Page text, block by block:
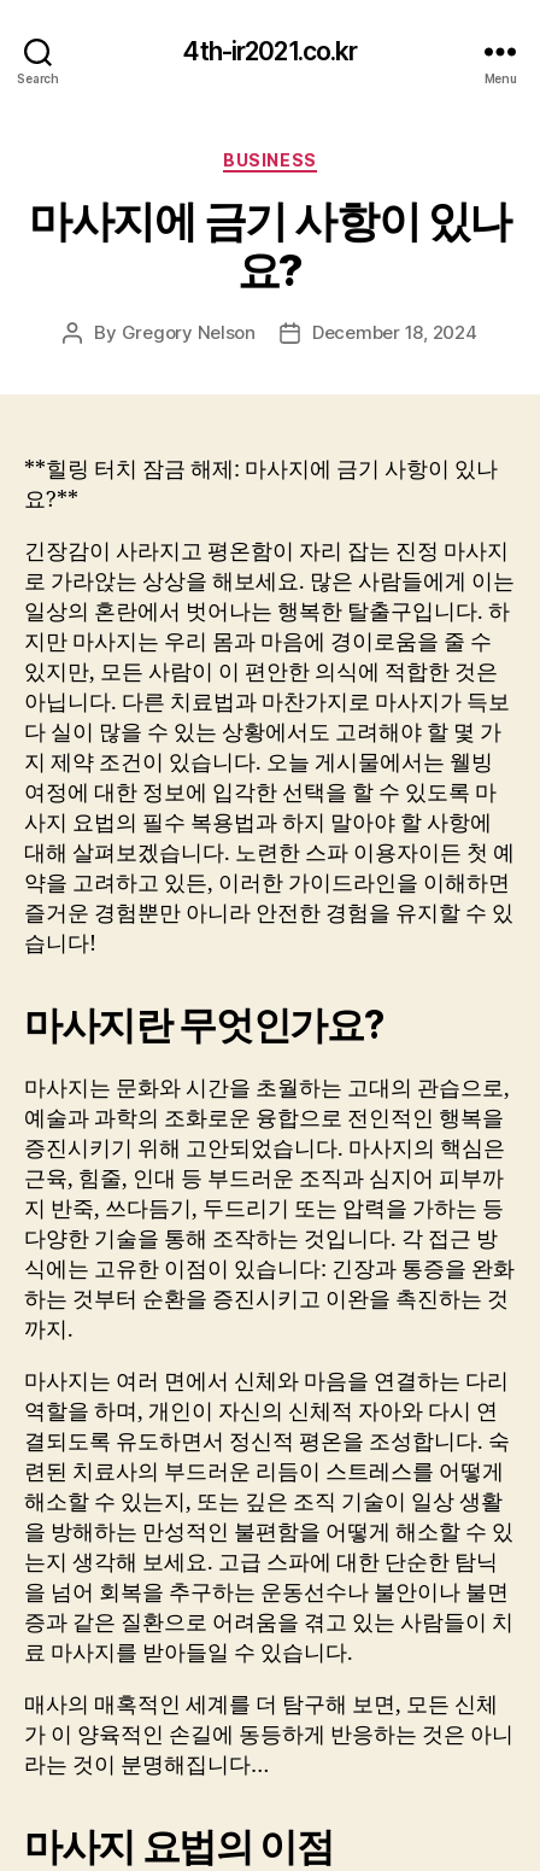
Search
4th-ir2021.co.kr
Menu
Categories
BUSINESS
마사지에 금기 사항이 있나
요?
Post
By Gregory Nelson
PostDecember 18, 2024
**힐링 터치 잠금 해제: 마사지에 금기 사항이 있나
요?**
긴장감이 사라지고 평온함이 자리 잡는 진정 마사지
로 가라앉는 상상을 해보세요. 많은 사람들에게 이는
일상의 혼란에서 벗어나는 행복한 탈출구입니다. 하
지만 마사지는 우리 몸과 마음에 경이로움을 줄 수
있지만, 모든 사람이 이 편안한 의식에 적합한 것은
아닙니다. 다른 치료법과 마찬가지로 마사지가 득보
다 실이 많을 수 있는 상황에서도 고려해야 할 몇 가
지 제약 조건이 있습니다. 오늘 게시물에서는 웰빙
여정에 대한 정보에 입각한 선택을 할 수 있도록 마
사지 요법의 필수 복용법과 하지 말아야 할 사항에
대해 살펴보겠습니다. 노련한 스파 이용자이든 첫 예
약을 고려하고 있든, 이러한 가이드라인을 이해하면
즐거운 경험뿐만 아니라 안전한 경험을 유지할 수 있
습니다!
마사지란 무엇인가요?
마사지는 문화와 시간을 초월하는 고대의 관습으로,
예술과 과학의 조화로운 융합으로 전인적인 행복을
증진시키기 위해 고안되었습니다. 마사지의 핵심은
근육, 힘줄, 인대 등 부드러운 조직과 심지어 피부까
지 반죽, 쓰다듬기, 두드리기 또는 압력을 가하는 등
다양한 기술을 통해 조작하는 것입니다. 각 접근 방
식에는 고유한 이점이 있습니다: 긴장과 통증을 완화
하는 것부터 순환을 증진시키고 이완을 촉진하는 것
까지.
마사지는 여러 면에서 신체와 마음을 연결하는 다리
역할을 하며, 개인이 자신의 신체적 자아와 다시 연
결되도록 유도하면서 정신적 평온을 조성합니다. 숙
련된 치료사의 부드러운 리듬이 스트레스를 어떻게
해소할 수 있는지, 또는 깊은 조직 기술이 일상 생활
을 방해하는 만성적인 불편함을 어떻게 해소할 수 있
는지 생각해 보세요. 고급 스파에 대한 단순한 탐닉
을 넘어 회복을 추구하는 운동선수나 불안이나 불면
증과 같은 질환으로 어려움을 겪고 있는 사람들이 치
료 마사지를 받아들일 수 있습니다.
매사의 매혹적인 세계를 더 탐구해 보면, 모든 신체
가 이 양육적인 손길에 동등하게 반응하는 것은 아니
라는 것이 분명해집니다…
마사지 요법의 이점